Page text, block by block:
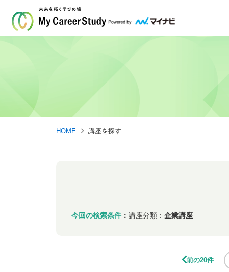
HOME 講座を探す
今回の検索条件 ： 講座分類： 企業講座
前の20件